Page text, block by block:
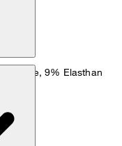
9% Elasthan